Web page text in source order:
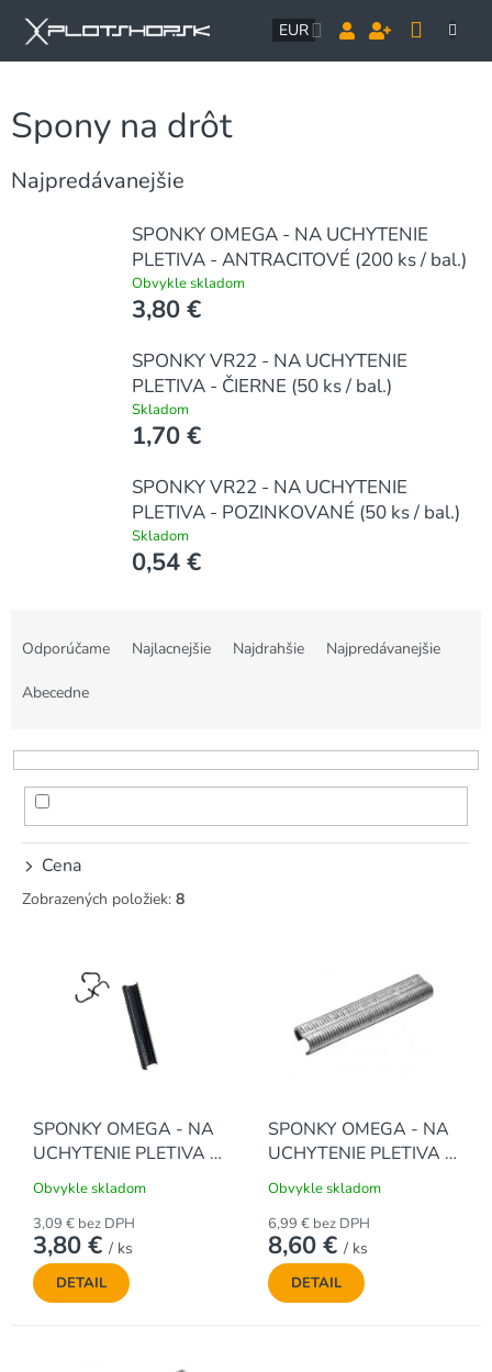
obsah
EUR
Spony na drôt
Najpredávanejšie
SPONKY OMEGA - NA UCHYTENIE
PLETIVA - ANTRACITOVÉ (200 ks / bal.)
Obvykle skladom
3,80 €
SPONKY VR22 - NA UCHYTENIE
PLETIVA - ČIERNE (50 ks / bal.)
Skladom
1,70 €
SPONKY VR22 - NA UCHYTENIE
PLETIVA - POZINKOVANÉ (50 ks / bal.)
Skladom
0,54 €
i
e
Odporúčame Najlacnejšie Najdrahšie Najpredávanejšie
Abecedne
Cena
Zobrazených položiek: 8
SPONKY OMEGA - NA
UCHYTENIE PLETIVA -
ANTRACITOVÉ (200 ks
/ bal.)
Obvykle skladom
3,09 € bez DPH
3,80 € / ks
DETAIL
SPONKY OMEGA - NA
UCHYTENIE PLETIVA -
POZINKOVANÉ (1000
ks / bal.)
Obvykle skladom
6,99 € bez DPH
8,60 € / ks
DETAIL